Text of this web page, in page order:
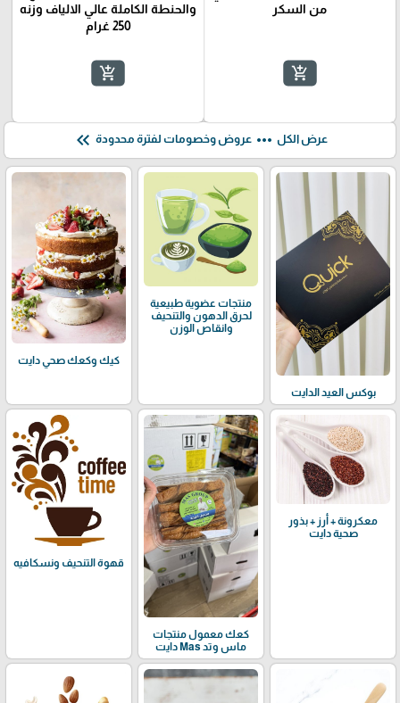
من السكر
add_shopping_cart
والحنطة الكاملة عالي الالياف وزنه
250 غرام
add_shopping_cart
عرض الكل more_horiz عروض وخصومات لفترة محدودة keyboard_double_arrow_left
بوكس العيد الدايت
منتجات عضوية طبيعية
لحرق الدهون والتنحيف
وانقاص الوزن
كيك وكعك صحي دايت
معكرونة + أرز + بذور
صحية دايت
كعك معمول منتجات
ماس وتد Mas دايت
قهوة التنحيف ونسكافيه